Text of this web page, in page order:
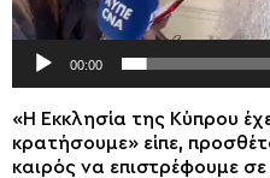
00:00
«Η Εκκλησία της Κύπρου
κρατήσουμε» είπε,
καιρός να επιστρέφουμε